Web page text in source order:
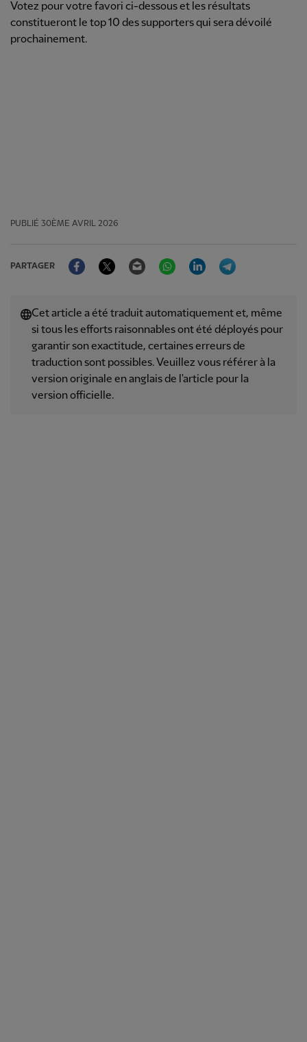
Votez pour votre favori ci-dessous et les résultats
constitueront le top 10 des supporters qui sera dévoilé
prochainement.
PUBLIÉ 30ÈME AVRIL 2026
PARTAGER
FacebookTwitter Email WhatsAppLinkedIn
Cet article a été traduit automatiquement et, même
si tous les efforts raisonnables ont été déployés pour
garantir son exactitude, certaines erreurs de
traduction sont possibles. Veuillez vous référer à la
version originale en anglais de l'article pour la
version officielle.